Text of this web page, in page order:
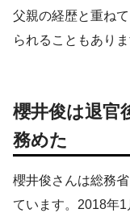
父親の経歴と重ね
られることもありま
櫻井俊は退官
務めた
櫻井俊さんは総務
ています。2018年